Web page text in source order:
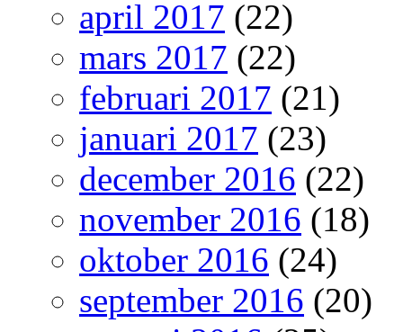
april 2017 (22)
mars 2017 (22)
februari 2017 (21)
januari 2017 (23)
december 2016 (22)
november 2016 (18)
oktober 2016 (24)
september 2016 (20)